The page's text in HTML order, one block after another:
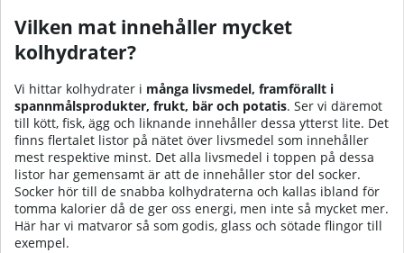
Vilken mat innehåller mycket
kolhydrater?
Vi hittar kolhydrater i många livsmedel, framförallt i
spannmålsprodukter, frukt, bär och potatis. Ser vi däremot
till kött, fisk, ägg och liknande innehåller dessa ytterst lite. Det
finns flertalet listor på nätet över livsmedel som innehåller
mest respektive minst. Det alla livsmedel i toppen på dessa
listor har gemensamt är att de innehåller stor del socker.
Socker hör till de snabba kolhydraterna och kallas ibland för
tomma kalorier då de ger oss energi, men inte så mycket mer.
Här har vi matvaror så som godis, glass och sötade flingor till
exempel.